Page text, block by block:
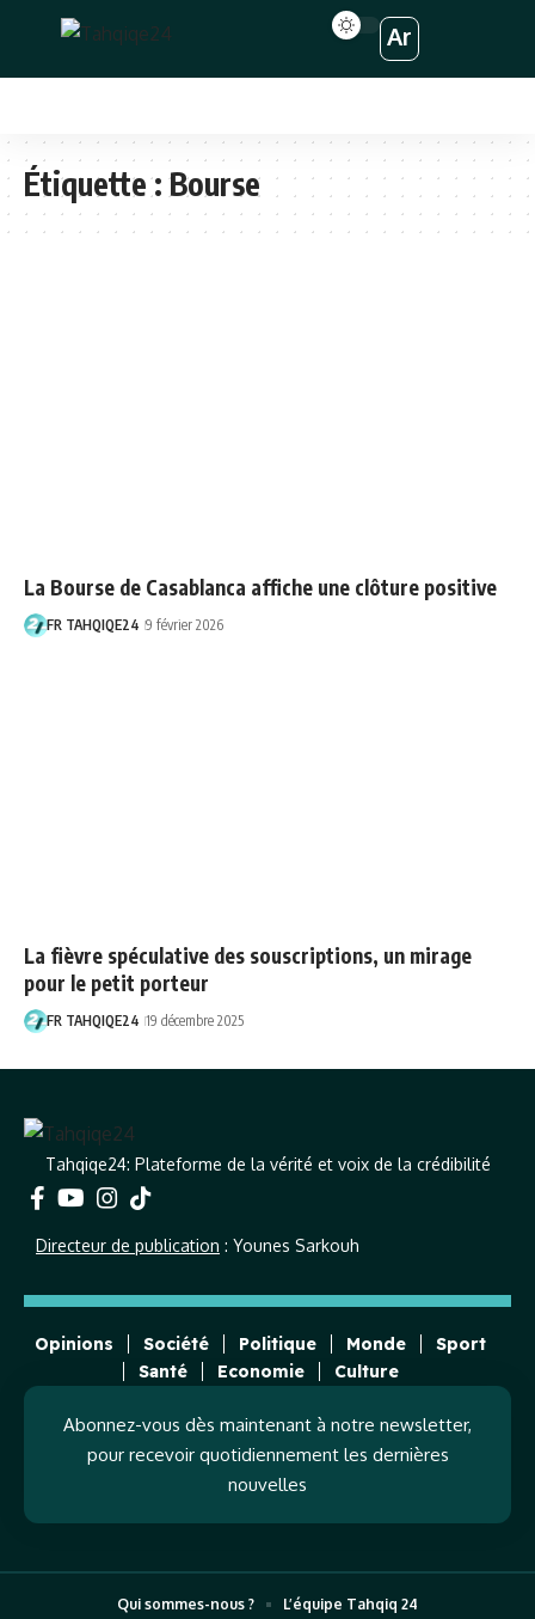
Ar
Étiquette :Bourse
La Bourse de Casablanca affiche une clôture positive
FR TAHQIQE24 9 février 2026
La fièvre spéculative des souscriptions, un mirage
pour le petit porteur
FR TAHQIQE24 19 décembre 2025
Tahqiqe24: Plateforme de la vérité et voix de la crédibilité
Directeur de publication : Younes Sarkouh
Opinions Société Politique Monde
Sport
Santé
Economie Culture
Abonnez-vous dès maintenant à notre newsletter,
pour recevoir quotidiennement les dernières
nouvelles
Qui sommes-nous ?
L’équipe Tahqiq 24